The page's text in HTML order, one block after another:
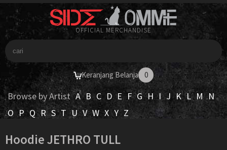
OFFICIAL MERCHANDISE
Keranjang Belanja 0
Browse by Artist A B C D E F G H I J K L M
N
O P Q R S T U V W X Y Z
Hoodie JETHRO TULL